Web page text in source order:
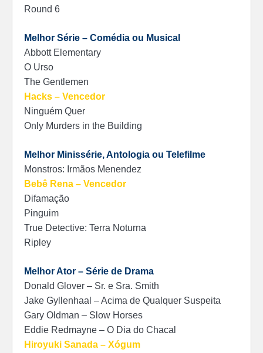
Round 6
Melhor Série – Comédia ou Musical
Abbott Elementary
O Urso
The Gentlemen
Hacks – Vencedor
Ninguém Quer
Only Murders in the Building
Melhor Minissérie, Antologia ou Telefilme
Monstros: Irmãos Menendez
Bebê Rena – Vencedor
Difamação
Pinguim
True Detective: Terra Noturna
Ripley
Melhor Ator – Série de Drama
Donald Glover – Sr. e Sra. Smith
Jake Gyllenhaal – Acima de Qualquer Suspeita
Gary Oldman – Slow Horses
Eddie Redmayne – O Dia do Chacal
Hiroyuki Sanada – Xógum